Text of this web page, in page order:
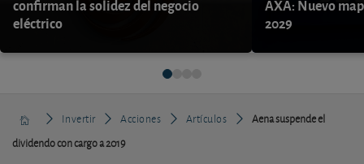
confirman la solidez del negocio
eléctrico
AXA: Nuevo
2029
Invertir Acciones Artículos
Aena suspende el
dividendo con cargo a 2019